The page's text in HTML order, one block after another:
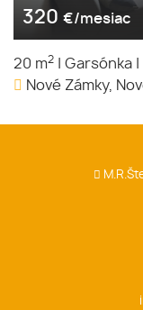
320 €/mesiac
20 m2 Garsónka
Nové Zámky,